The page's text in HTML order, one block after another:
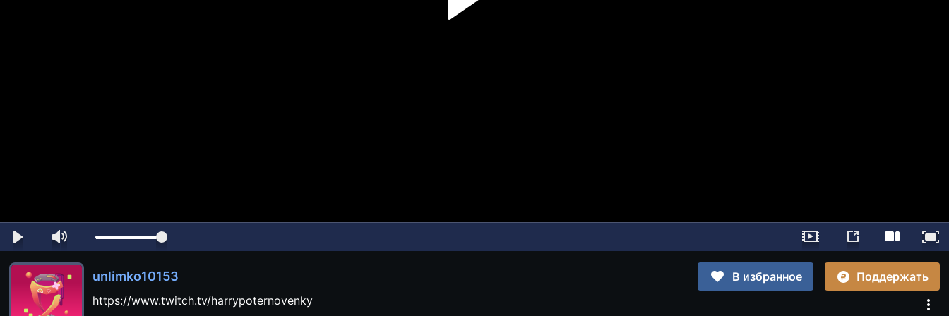
unlimko10153 В избранное
Поддержать
https://www.twitch.tv/harrypoternovenky